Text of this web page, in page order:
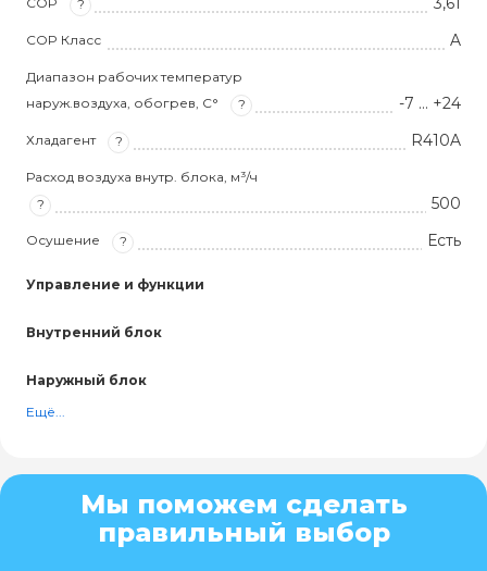
?
COP Класс A
Диапазон рабочих температур
наруж.воздуха, обогрев, С°
? -7 … +24
Хладагент ? R410A
Расход воздуха внутр. блока, м³/ч
?
500
Осушение ? Есть
Управление и функции
Внутренний блок
Наружный блок
Ещё...
Мы поможем сделать
правильный выбор